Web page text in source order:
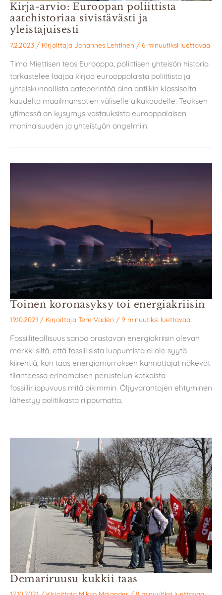
Kirja-arvio: Euroopan poliittista
aatehistoriaa sivistävästi ja
yleistajuisesti
7.2.2023 / Kirjoittaja Johannes Lehtinen / 6 minuutiksi luettavaa
Timo Miettisen teos Eurooppa, poliittisen yhteisön historia
tarkastelee laajaa kirjoa eurooppalaista poliittista ja
yhteiskunnallista aateperintöä aina antiikin klassiselta
kaudelta maailmansotien väliselle aikakaudelle. Teoksen
ytimessä on kysymys vastauksista eurooppalaisen
moninaisuuden ja yhteistyön ongelmiin.
Toinen koronasyksy toi energiakriisin
19.10.2021 / Kirjoittaja Tere Vadén / 9 minuutiksi luettavaa
Fossiiliteollisuus sanoo orastavan energiakriisin olevan
merkki siitä, että fossiilisista luopumista ei ole syytä
kiirehtiä, kun taas energiamurroksen kannattajat näkevät
tilanteessa erinomaisen perustelun katkaista
fossiiliriippuvuus mitä pikimmin. Öljyvarantojen ehtyminen
lähestyy politiikasta riippumatta.
Demariruusu kukkii taas